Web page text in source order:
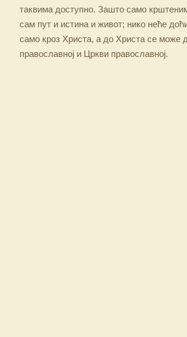
таквима доступно. Зашто само
сам пут и истина и живот; нико неће
само кроз Христа, а до Христа се може
православној и Цркви православној.